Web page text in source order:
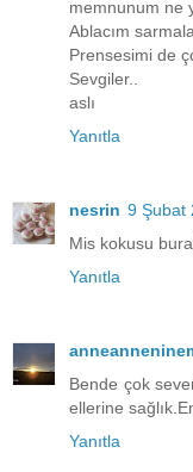
memnunum ne
Ablacım
Prensesimi de
Sevgiler..
aslı
Yanıtla
nesrin 9 Şubat
Mis kokusu
Yanıtla
Bende çok
ellerine
Yanıtla